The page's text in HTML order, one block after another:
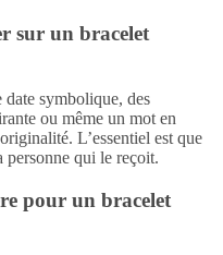
sur un bracelet
symbolique, des
ou même un mot en
L’essentiel est que
personne qui le reçoit.
pour un bracelet